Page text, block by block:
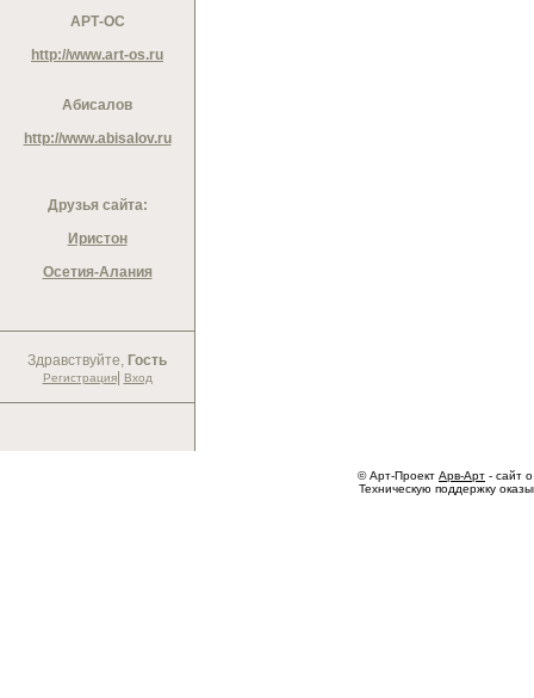
АРТ-ОС
http://www.art-os.ru
Абисалов
http://www.abisalov.ru
Друзья сайта:
Иристон
Осетия-Алания
Здравствуйте, Гость
Регистрация| Вход
© Арт-Проект Арв-Арт - сайт
Техническую поддержку